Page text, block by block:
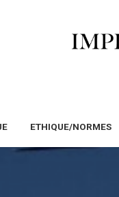
ETHIQUE/NORMES